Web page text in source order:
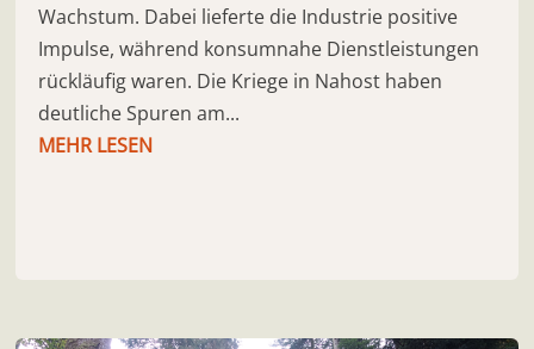
Wachstum. Dabei lieferte die Industrie positive
Impulse, während konsumnahe Dienstleistungen
rückläufig waren. Die Kriege in Nahost haben
deutliche Spuren am...
MEHR LESEN